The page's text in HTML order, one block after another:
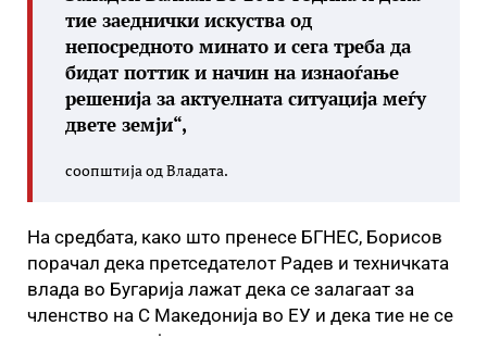
тие заеднички искуства од
непосредното минато и сега треба да
бидат поттик и начин на изнаоѓање
решенија за актуелната ситуација меѓу
двете земји“,
соопштија од Владата.
На средбата, како што пренесе БГНЕС, Борисов
порачал дека претседателот Радев и техничката
влада во Бугарија лажат дека се залагаат за
членство на С Македонија во ЕУ и дека тие не се